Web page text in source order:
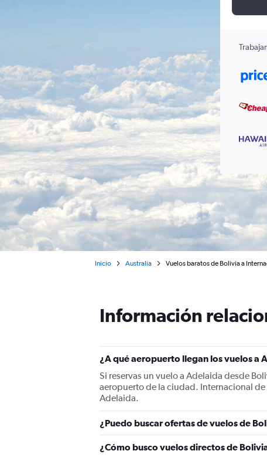
Inicio Australia Vuelos baratos de Bolivia a
Información
¿A qué aeropuerto llegan los vuelos a
Si reservas un vuelo a Adelaida desde
aeropuerto de la ciudad. Internacional
Adelaida.
¿Puedo buscar ofertas de vuelos de
¿Cómo busco vuelos directos de